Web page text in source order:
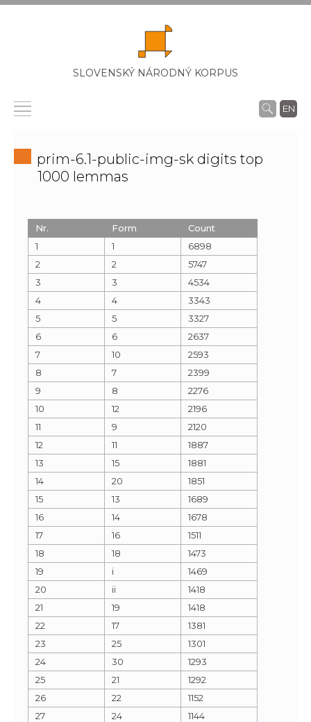
SLOVENSKÝ NÁRODNÝ KORPUS
EN
prim-6.1-public-img-sk digits top
1000 lemmas
Nr. Form
Count
1
1
6898
2
2
5747
3
3
4534
4
4
3343
5
5
3327
6
6
2637
7
10
2593
8
7
2399
9
8
2276
10
12
2196
11
9
2120
12
11
1887
13
15
1881
14
20
1851
15
13
1689
16
14
1678
17
16
1511
18
18
1473
19
i
1469
20
ii
1418
21
19
1418
22
17
1381
23
25
1301
24
30
1293
25
21
1292
26
22
1152
27
24
1144